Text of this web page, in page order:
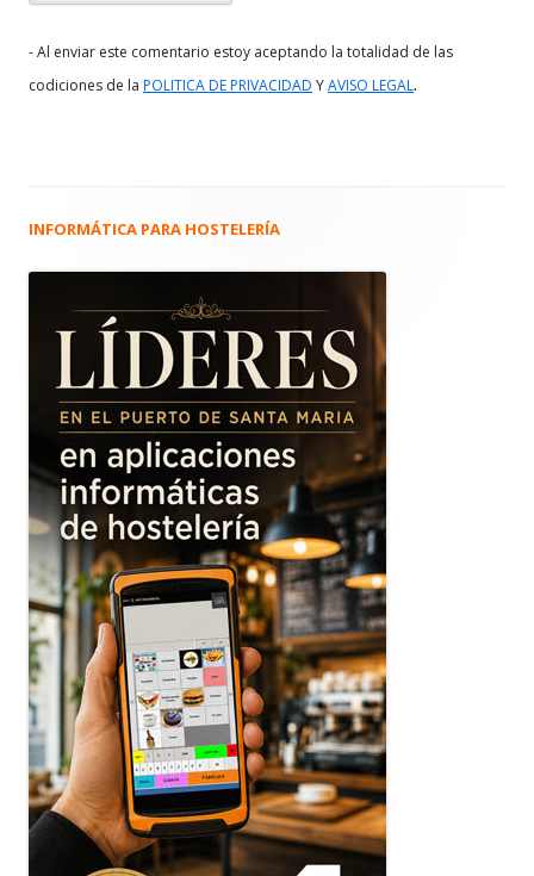
- Al enviar este comentario estoy aceptando la totalidad de las
codiciones de la POLITICA DE PRIVACIDAD YAVISO LEGAL.
Barra
principal
INFORMÁTICA PARA HOSTELERÍA